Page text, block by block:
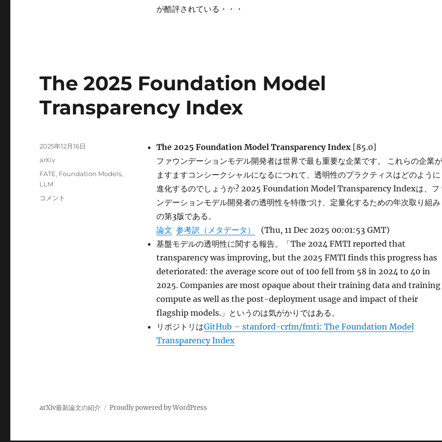
が酷評されている・・・
The 2025 Foundation Model
Transparency Index
The 2025 Foundation Model Transparency Index [85.0]
ファウンデーションモデル開発者は世界で最も重要な企業です。 これらの企業が
ますますコンシークシャルになるにつれて、透明性のプラクティスはどのように
進化するのでしょうか? 2025 Foundation Model Transparency Indexは、フ
ンデーションモデル開発者の透明性を特徴づけ、定量化するための年次取り組み
の第3版である。
論文 参考訳（メタデータ）
(Thu, 11 Dec 2025 00:01:53 GMT)
基盤モデルの透明性に関する報告。「The 2024 FMTI reported that
transparency was improving, but the 2025 FMTI finds this progress has
deteriorated: the average score out of 100 fell from 58 in 2024 to 40 in
2025. Companies are most opaque about their training data and training
compute as well as the post-deployment usage and impact of their
flagship models.」というのは気がかりではある。
リポジトリはGitHub – stanford-crfm/fmti: The Foundation Model
Transparency Index
投
2025年12月16日
カ
ー
arXiv
タ
グ
FATE, Foundation Models,
LLM
The
コメント
arXiv最新論文の紹介 Proudly powered by WordPress